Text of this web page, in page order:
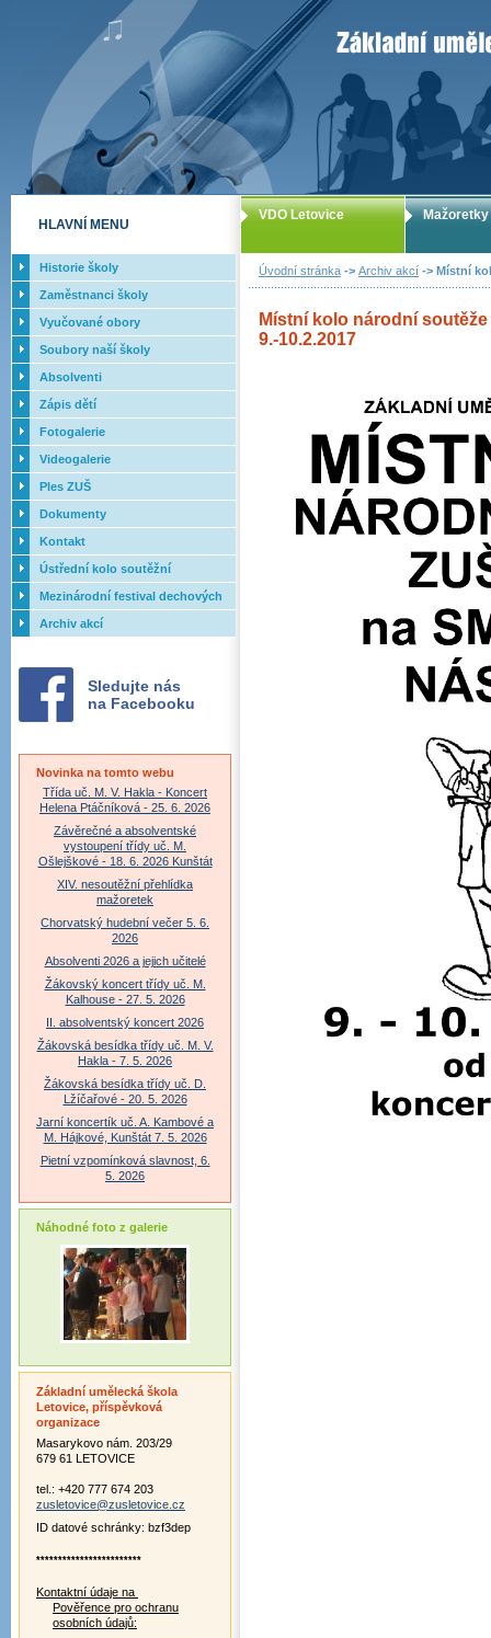
ZUŠ Letovice
Úvodní stránka -> Archiv akcí -> Místní
Místní kolo národní
9.-10.2.2017
VDO Letovice Mažoretky
HLAVNÍ MENU
Historie školy
Zaměstnanci školy
Vyučované obory
Soubory naší školy
Absolventi
Zápis dětí
Fotogalerie
Videogalerie
Ples ZUŠ
Dokumenty
Kontakt
Ústřední kolo soutěžní
přehlídky dechových orchestrů
ZUŠ - 2017
Mezinárodní festival dechových
orchestrů - Letovice
Archiv akcí
Sledujte nás
na Facebooku
Novinka na tomto webu
Třída uč. M. V. Hakla - Koncert
Helena Ptáčníková - 25. 6. 2026
Závěrečné a absolventské
vystoupení třídy uč. M.
Ošlejškové - 18. 6. 2026 Kunštát
XIV. nesoutěžní přehlídka
mažoretek
Chorvatský hudební večer 5. 6.
2026
Absolventi 2026 a jejich učitelé
Žákovský koncert třídy uč. M.
Kalhouse - 27. 5. 2026
II. absolventský koncert 2026
Žákovská besídka třídy uč. M. V.
Hakla - 7. 5. 2026
Žákovská besídka třídy uč. D.
Lžíčařové - 20. 5. 2026
Jarní koncertík uč. A. Kambové a
M. Hájkové, Kunštát 7. 5. 2026
Pietní vzpomínková slavnost, 6.
5. 2026
Náhodné foto z galerie
Základní umělecká škola
Letovice, příspěvková
organizace
Masarykovo nám. 203/29
679 61 LETOVICE
tel.: +420 777 674 203
zusletovice@zusletovice.cz
ID datové schránky: bzf3dep
************************
Kontaktní údaje na
Pověřence pro ochranu
osobních údajů: